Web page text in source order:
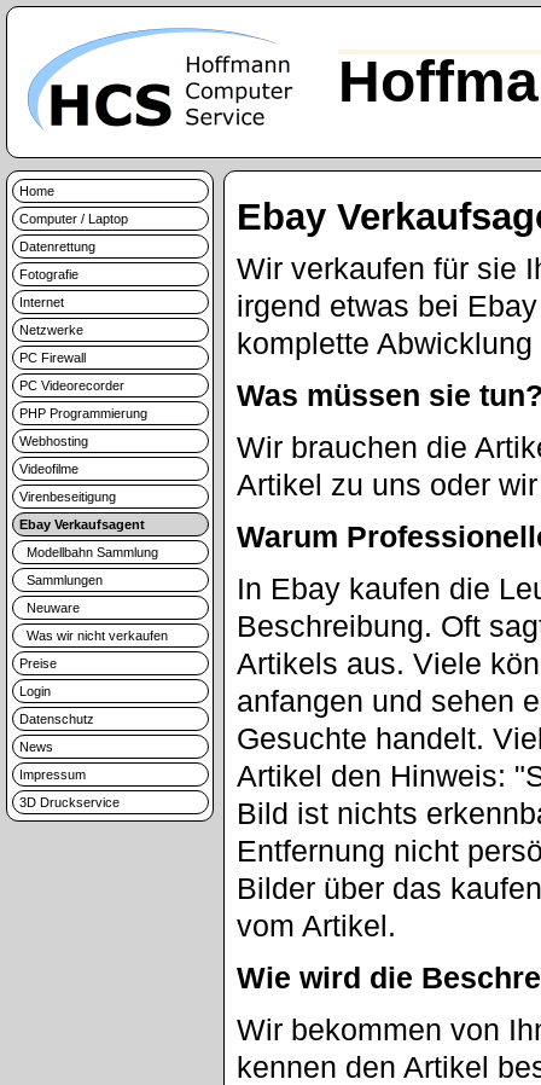
Home
Computer / Laptop
Datenrettung
Fotografie
Internet
Netzwerke
PC Firewall
PC Videorecorder
PHP Programmierung
Webhosting
Videofilme
Virenbeseitigung
Ebay Verkaufsagent
Modellbahn Sammlung
Sammlungen
Neuware
Was wir nicht verkaufen
Preise
Login
Datenschutz
News
Impressum
3D Druckservice
Ebay
Wir verkaufen für sie
irgend etwas bei
komplette Abwicklung
Was müssen sie
Wir brauchen die
Artikel zu uns oder
Warum
In Ebay kaufen die
Beschreibung. Oft
Artikels aus. Viele
anfangen und sehen
Gesuchte handelt.
Artikel den Hinweis:
Bild ist nichts
Entfernung nicht
Bilder über das
vom Artikel.
Wie wird die
Wir bekommen von
kennen den Artikel